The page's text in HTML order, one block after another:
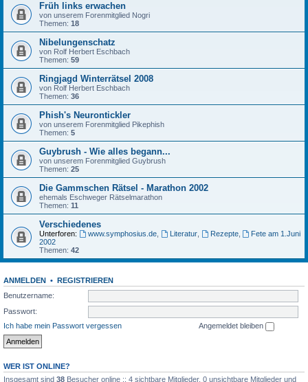
Früh links erwachen
von unserem Forenmitglied Nogri
Themen: 18
Nibelungenschatz
von Rolf Herbert Eschbach
Themen: 59
Ringjagd Winterrätsel 2008
von Rolf Herbert Eschbach
Themen: 36
Phish's Neurontickler
von unserem Forenmitglied Pikephish
Themen: 5
Guybrush - Wie alles begann...
von unserem Forenmitglied Guybrush
Themen: 25
Die Gammschen Rätsel - Marathon 2002
ehemals Eschweger Rätselmarathon
Themen: 11
Verschiedenes
Unterforen: www.symphosius.de, Literatur, Rezepte,
Fete am 1.Juni
2002
Themen: 42
ANMELDEN • REGISTRIEREN
Benutzername:
Passwort:
Ich habe mein Passwort vergessen
Angemeldet bleiben
WER IST ONLINE?
Insgesamt sind 38 Besucher online :: 4 sichtbare Mitglieder, 0 unsichtbare Mitglieder und